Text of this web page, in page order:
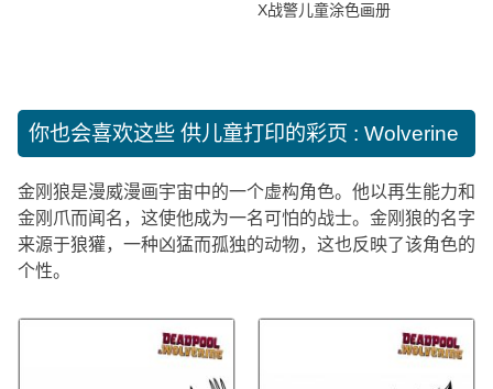
X战警儿童涂色画册
你也会喜欢这些 供儿童打印的彩页 : Wolverine
金刚狼是漫威漫画宇宙中的一个虚构角色。他以再生能力和
金刚爪而闻名，这使他成为一名可怕的战士。金刚狼的名字
来源于狼獾，一种凶猛而孤独的动物，这也反映了该角色的
个性。